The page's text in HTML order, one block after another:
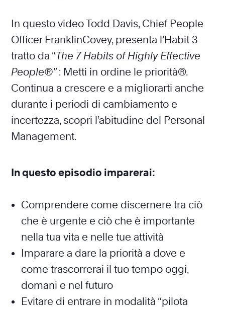
In questo video Todd Davis, Chief People
Officer FranklinCovey, presenta l’Habit 3
tratto da “The 7 Habits of Highly Effective
People®”: Metti in ordine le priorità®.
Continua a crescere e a migliorarti anche
durante i periodi di cambiamento e
incertezza, scopri l’abitudine del Personal
Management.
In questo episodio imparerai:
Comprendere come discernere tra ciò
che è urgente e ciò che è importante
nella tua vita e nelle tue attività
Imparare a dare la priorità a dove e
come trascorrerai il tuo tempo oggi,
domani e nel futuro
Evitare di entrare in modalità “pilota